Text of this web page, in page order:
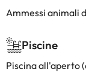
Ammessi animali
Piscine
Piscina all'aperto